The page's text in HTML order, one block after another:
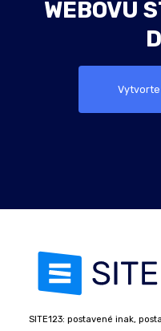
WEBOVÚ
SITE123: postavené inak,